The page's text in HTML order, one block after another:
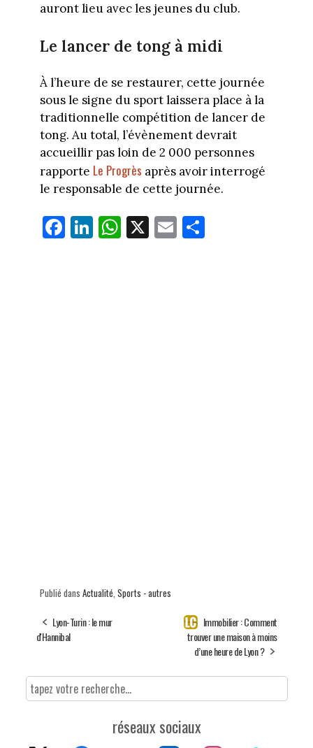
auront lieu avec les jeunes du club.
Le lancer de tong à midi
À l’heure de se restaurer, cette journée
sous le signe du sport laissera place à la
traditionnelle compétition de lancer de
tong. Au total, l’évènement devrait
accueillir pas loin de 2 000 personnes
rapporte Le Progrès après avoir interrogé
le responsable de cette journée.
Fa
ce
Li
nk
W
ha
X E
m
Pa
Publié dans Actualité, Sports - autres
Lyon-Turin : le mur
d'Hannibal
Immobilier : Comment
trouver une maison à moins
d’une heure de Lyon ?
réseaux sociaux